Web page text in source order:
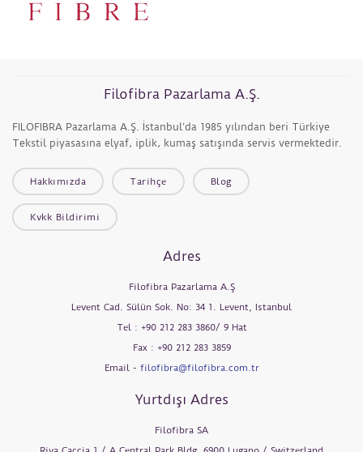
Filofibra Pazarlama A.Ş.
FILOFIBRA Pazarlama A.Ş. İstanbul’da 1985 yılından beri Türkiye
Tekstil piyasasına elyaf, iplik, kumaş satışında servis vermektedir.
Hakkımızda Tarihçe Blog
Kvkk Bildirimi
Adres
Filofibra Pazarlama A.Ş
Levent Cad. Sülün Sok. No: 34 1. Levent, Istanbul
Tel : +90 212 283 3860/ 9 Hat
Fax : +90 212 283 3859
Email - filofibra@filofibra.com.tr
Yurtdışı Adres
Filofibra SA